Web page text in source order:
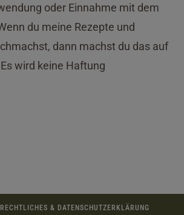
oder Einnahme mit dem
du meine Rezepte und
dann machst du das auf
wird keine Haftung
RECHTLICHES & DATENSCHUTZERKLÄRUNG